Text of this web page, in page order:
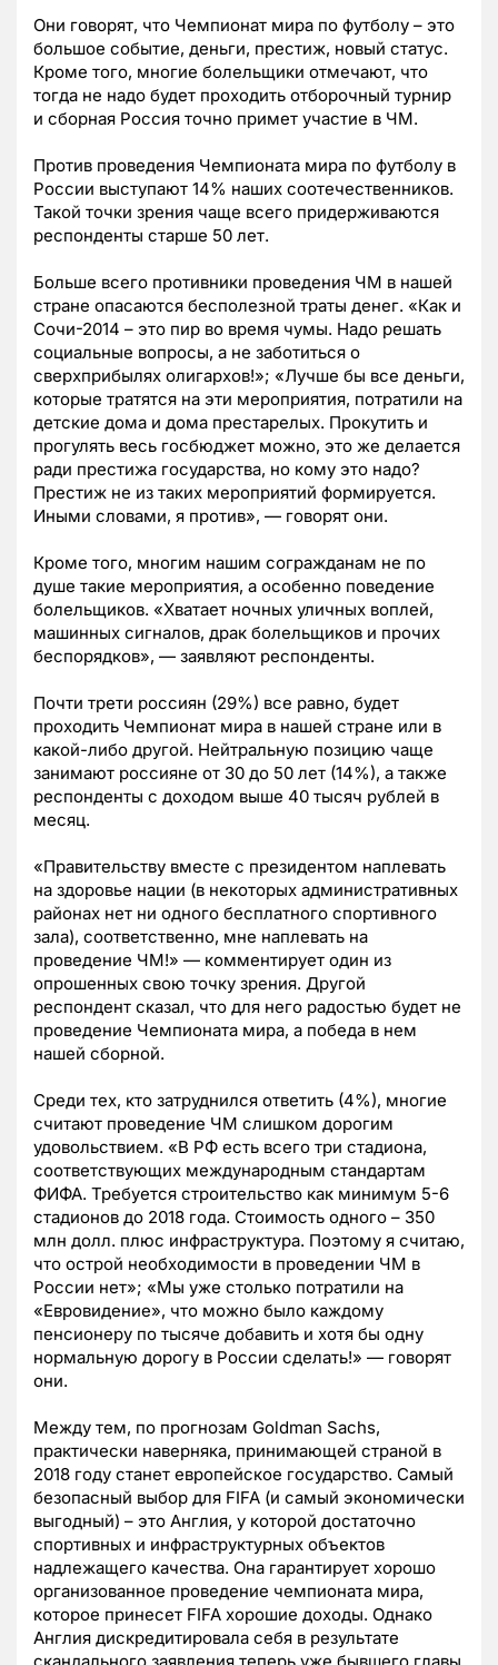
Они говорят, что Чемпионат мира по футболу – это
большое событие, деньги, престиж, новый статус.
Кроме того, многие болельщики отмечают, что
тогда не надо будет проходить отборочный турнир
и сборная Россия точно примет участие в ЧМ.
Против проведения Чемпионата мира по футболу в
России выступают 14% наших соотечественников.
Такой точки зрения чаще всего придерживаются
респонденты старше 50 лет.
Больше всего противники проведения ЧМ в нашей
стране опасаются бесполезной траты денег. «Как и
Сочи-2014 – это пир во время чумы. Надо решать
социальные вопросы, а не заботиться о
сверхприбылях олигархов!»; «Лучше бы все деньги,
которые тратятся на эти мероприятия, потратили на
детские дома и дома престарелых. Прокутить и
прогулять весь госбюджет можно, это же делается
ради престижа государства, но кому это надо?
Престиж не из таких мероприятий формируется.
Иными словами, я против», — говорят они.
Кроме того, многим нашим согражданам не по
душе такие мероприятия, а особенно поведение
болельщиков. «Хватает ночных уличных воплей,
машинных сигналов, драк болельщиков и прочих
беспорядков», — заявляют респонденты.
Почти трети россиян (29%) все равно, будет
проходить Чемпионат мира в нашей стране или в
какой-либо другой. Нейтральную позицию чаще
занимают россияне от 30 до 50 лет (14%), а также
респонденты с доходом выше 40 тысяч рублей в
месяц.
«Правительству вместе с президентом наплевать
на здоровье нации (в некоторых административных
районах нет ни одного бесплатного спортивного
зала), соответственно, мне наплевать на
проведение ЧМ!» — комментирует один из
опрошенных свою точку зрения. Другой
респондент сказал, что для него радостью будет не
проведение Чемпионата мира, а победа в нем
нашей сборной.
Среди тех, кто затруднился ответить (4%), многие
считают проведение ЧМ слишком дорогим
удовольствием. «В РФ есть всего три стадиона,
соответствующих международным стандартам
ФИФА. Требуется строительство как минимум 5-6
стадионов до 2018 года. Стоимость одного – 350
млн долл. плюс инфраструктура. Поэтому я считаю,
что острой необходимости в проведении ЧМ в
России нет»; «Мы уже столько потратили на
«Евровидение», что можно было каждому
пенсионеру по тысяче добавить и хотя бы одну
нормальную дорогу в России сделать!» — говорят
они.
Между тем, по прогнозам Goldman Sachs,
практически наверняка, принимающей страной в
2018 году станет европейское государство. Самый
безопасный выбор для FIFA (и самый экономически
выгодный) – это Англия, у которой достаточно
спортивных и инфраструктурных объектов
надлежащего качества. Она гарантирует хорошо
организованное проведение чемпионата мира,
которое принесет FIFA хорошие доходы. Однако
Англия дискредитировала себя в результате